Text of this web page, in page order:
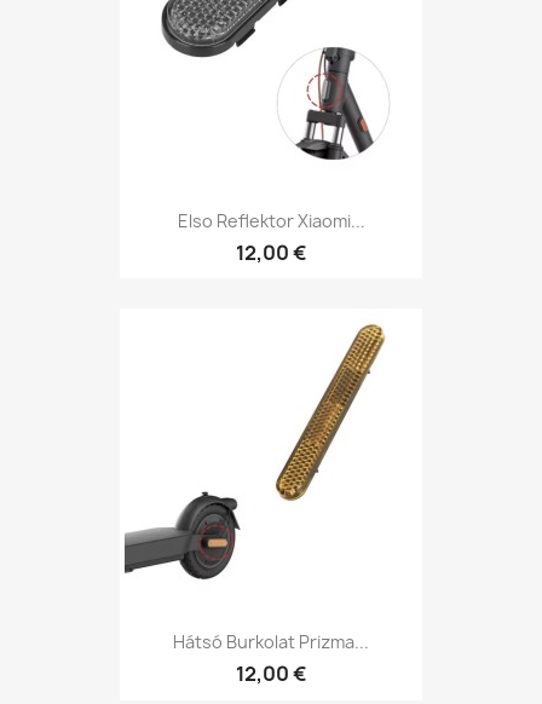
Elso Reflektor Xiaomi...
12,00 €
Hátsó Burkolat Prizma...
12,00 €